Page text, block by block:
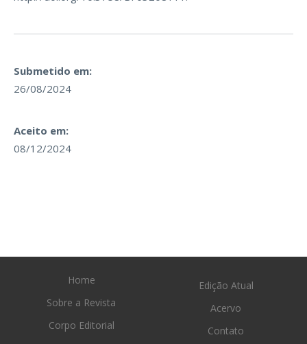
Submetido em:
26/08/2024
Aceito em:
08/12/2024
Home
Sobre a Revista
Corpo Editorial
Edição Atual
Acervo
Contato